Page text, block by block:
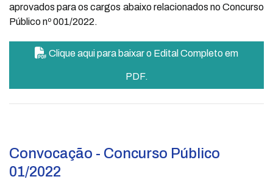
aprovados para os cargos abaixo relacionados no Concurso
Público nº 001/2022.
Clique aqui para baixar o Edital Completo em
PDF.
Convocação - Concurso Público
01/2022